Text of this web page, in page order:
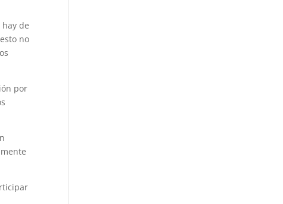
de
no
por